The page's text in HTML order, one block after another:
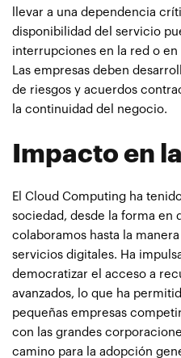
llevar a una dependencia
disponibilidad del servicio
interrupciones en la red o
Las empresas deben
de riesgos y acuerdos
la continuidad del negocio.
Impacto en
El Cloud Computing ha
sociedad, desde la forma en
colaboramos hasta la
servicios digitales. Ha
democratizar el acceso a
avanzados, lo que ha
pequeñas empresas
con las grandes
camino para la adopción